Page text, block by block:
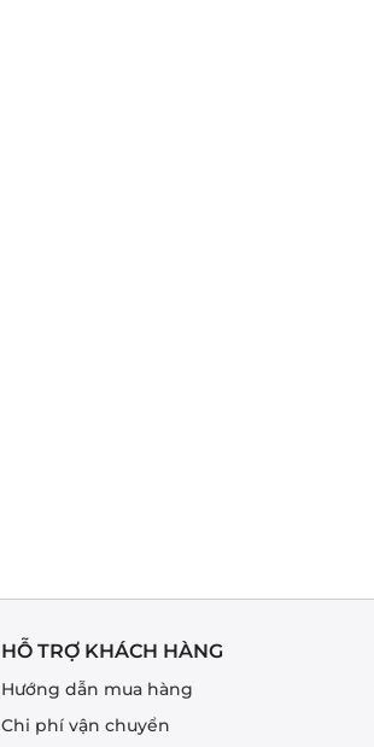
HỖ TRỢ KHÁCH HÀNG
Hướng dẫn mua hàng
Chi phí vận chuyển